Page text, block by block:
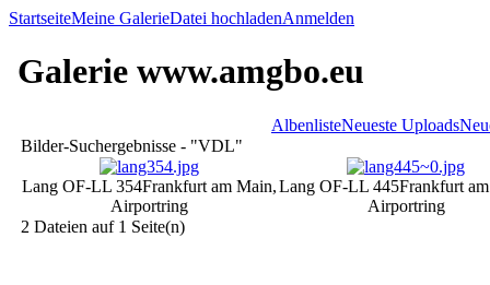
StartseiteMeine GalerieDatei hochladenAnmelden
Galerie www.amgbo.eu
AlbenlisteNeueste Uploads
Bilder-Suchergebnisse - "VDL"
Lang OF-LL 354Frankfurt am Main,
Airportring
Lang OF-LL 445Frankfurt
Airportring
2 Dateien auf 1 Seite(n)